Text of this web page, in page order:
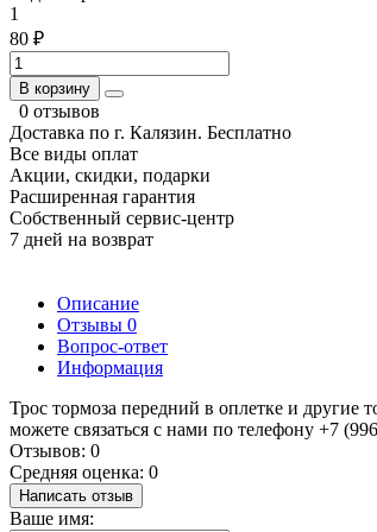
1
80 ₽
В корзину
0 отзывов
Доставка по г. Калязин. Бесплатно
Все виды оплат
Акции, скидки, подарки
Расширенная гарантия
Собственный сервис-центр
7 дней на возврат
Описание
Отзывы 0
Вопрос-ответ
Информация
Трос тормоза передний в оплетке и
можете связаться с нами по телефону +7
Отзывов: 0
Средняя оценка: 0
Написать отзыв
Ваше имя: